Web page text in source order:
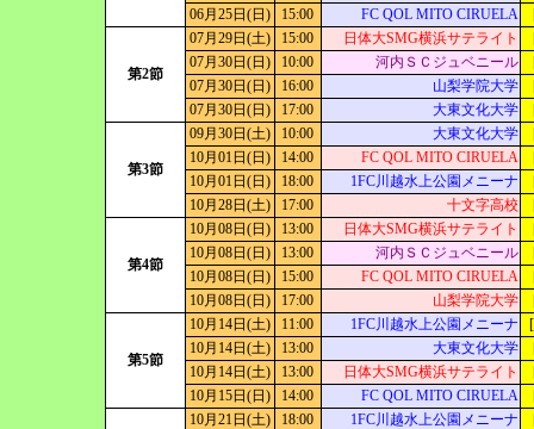
06月25日(日)
15:00 FC QOL MITO CIRUELA
第2節
07月29日(土) 15:00 日体大SMG横浜サテライト
07月30日(日)
10:00 河内ＳＣジュベニール
07月30日(日)
16:00 山梨学院大学
07月30日(日)
17:00 大東文化大学
第3節
09月30日(土) 10:00 大東文化大学
10月01日(日)
14:00 FC QOL MITO CIRUELA
10月01日(日)
18:00 1FC川越水上公園メニーナ
10月28日(土)
17:00 十文字高校
第4節
10月08日(日) 13:00 日体大SMG横浜サテライト
10月08日(日)
13:00 河内ＳＣジュベニール
10月08日(日)
15:00 FC QOL MITO CIRUELA
10月08日(日)
17:00 山梨学院大学
第5節
10月14日(土) 11:00 1FC川越水上公園メニーナ
10月14日(土)
13:00 大東文化大学
10月14日(土)
13:00 日体大SMG横浜サテライト
10月15日(日)
14:00 FC QOL MITO CIRUELA
10月21日(土) 18:00 1FC川越水上公園メニーナ